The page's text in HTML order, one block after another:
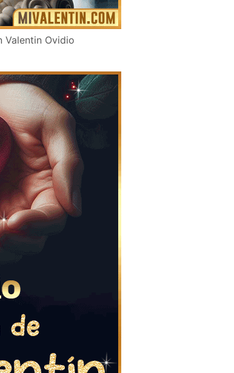
Valentin Ovidio